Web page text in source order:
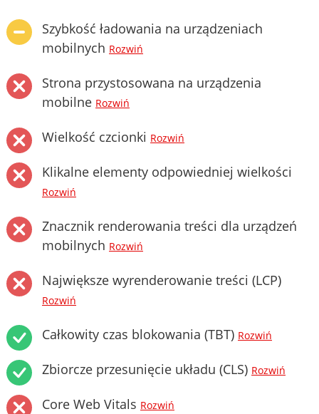
Szybkość ładowania na urządzeniach
mobilnych Rozwiń
Strona przystosowana na urządzenia
mobilne Rozwiń
Wielkość czcionki Rozwiń
Klikalne elementy odpowiedniej wielkości
Rozwiń
Znacznik renderowania treści dla urządzeń
mobilnych Rozwiń
Największe wyrenderowanie treści (LCP)
Rozwiń
Całkowity czas blokowania (TBT) Rozwiń
Zbiorcze przesunięcie układu (CLS) Rozwiń
Core Web Vitals Rozwiń